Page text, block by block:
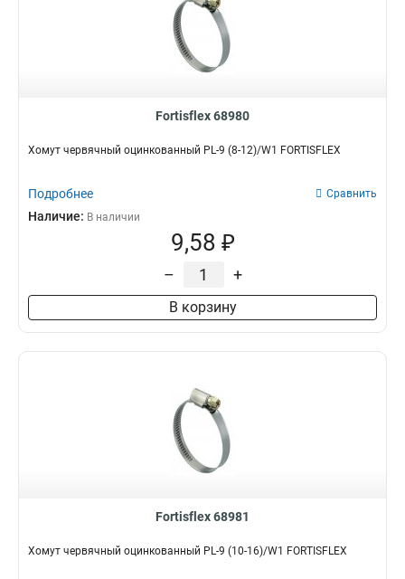
Fortisflex 68980
Хомут червячный оцинкованный PL-9 (8-12)/W1 FORTISFLEX
Подробнее Сравнить
Наличие: В наличии
9,58 ₽
– +
В корзину
Fortisflex 68981
Хомут червячный оцинкованный PL-9 (10-16)/W1 FORTISFLEX